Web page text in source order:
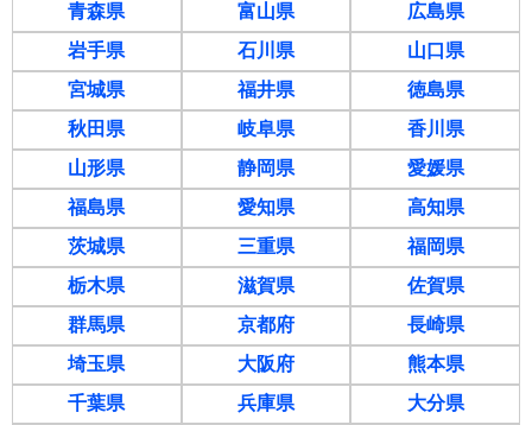
青森県
岩手県
宮城県
秋田県
山形県
福島県
茨城県
栃木県
群馬県
埼玉県
千葉県
富山県
石川県
福井県
岐阜県
静岡県
愛知県
三重県
滋賀県
京都府
大阪府
兵庫県
広島県
山口県
徳島県
香川県
愛媛県
高知県
福岡県
佐賀県
長崎県
熊本県
大分県